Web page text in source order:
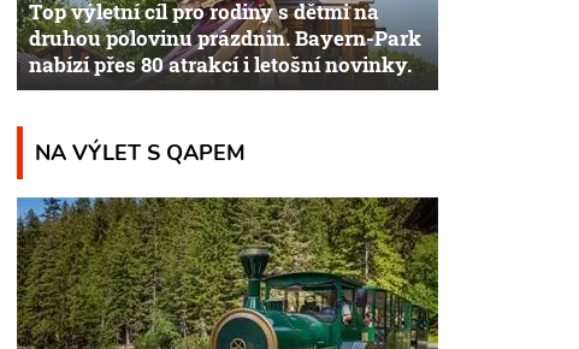
Top výletní cíl pro rodiny s dětmi na
druhou polovinu prázdnin. Bayern-Park
nabízí přes 80 atrakcí i letošní novinky.
NA VÝLET S QAPEM